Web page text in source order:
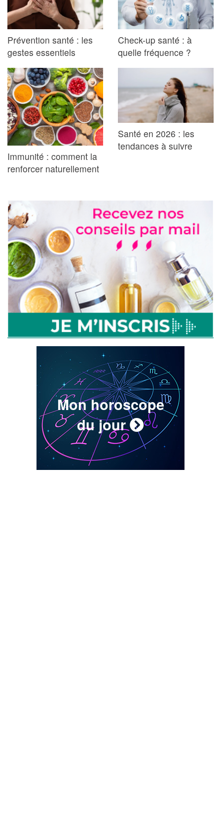
Prévention santé : les
gestes essentiels
Check-up santé : à
quelle fréquence ?
Immunité : comment la
renforcer naturellement
Santé en 2026 : les
tendances à suivre
Mon horoscope
du jour